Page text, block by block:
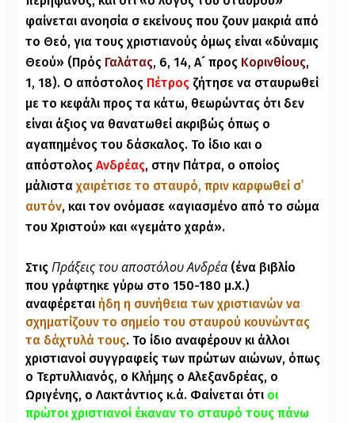
φαίνεται ανοησία σ᾽ εκείνους που ζουν μακριά από
το Θεό, για τους χριστιανούς όμως είναι «δύναμις
Θεού» (Πρός Γαλάτας, 6, 14, Α´ προς Κορινθίους,
1, 18). Ο απόστολος Πέτρος ζήτησε να σταυρωθεί
με το κεφάλι προς τα κάτω, θεωρώντας ότι δεν
είναι άξιος να θανατωθεί ακριβώς όπως ο
αγαπημένος του δάσκαλος. Το ίδιο και ο
απόστολοςΑνδρέας, στην Πάτρα, ο οποίος
μάλισταχαιρέτισε το σταυρό, πριν καρφωθεί σ᾽
αυτόν, και τον ονόμασε «αγιασμένο από το σώμα
του Χριστού» και «γεμάτο χαρά».
ΣτιςΠράξεις του αποστόλου Ανδρέα (ένα βιβλίο
που γράφτηκε γύρω στο 150-180 μ.Χ.)
αναφέρεταιήδη η συνήθεια των χριστιανών να
σχηματίζουν το σημείο του σταυρού κουνώντας
τα δάχτυλά τους. Το ίδιο αναφέρουν κι άλλοι
χριστιανοί συγγραφείς των πρώτων αιώνων, όπως
ο Τερτυλλιανός, ο Κλήμης ο Αλεξανδρέας, ο
Ωριγένης, ο Λακτάντιος κ.ά. Φαίνεται ότι οι
πρώτοι χριστιανοί έκαναν το σταυρό τους πάνω